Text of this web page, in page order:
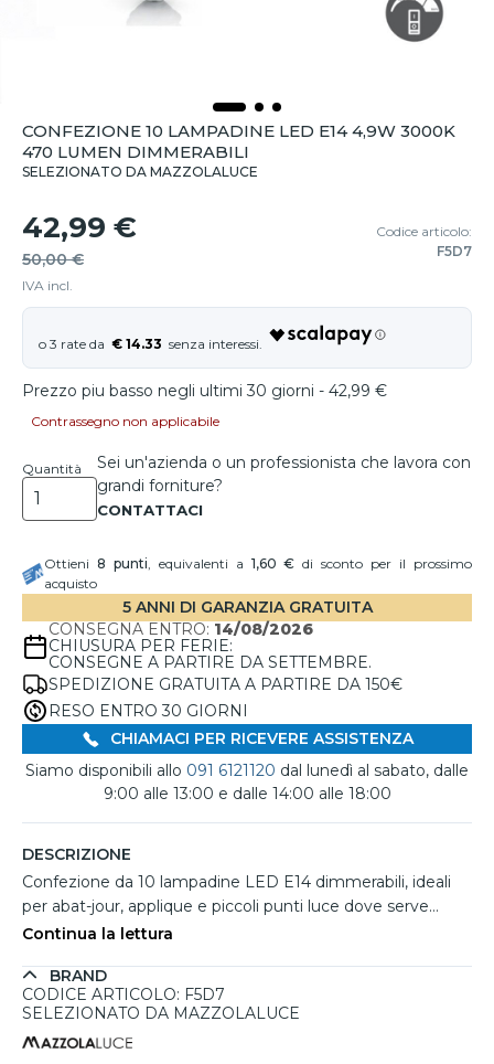
CONFEZIONE 10 LAMPADINE LED E14 4,9W 3000K
470 LUMEN DIMMERABILI
SELEZIONATO DA MAZZOLALUCE
42,99 €
50,00 €
IVA incl.
Codice articolo:
F5D7
€ 14.33
Prezzo piu basso negli ultimi 30 giorni - 42,99 €
Contrassegno non applicabile
Quantità
Sei un'azienda o un professionista che lavora con
grandi forniture?
Ottieni 8 punti, equivalenti a 1,60 € di sconto per il prossimo
acquisto
5 ANNI DI GARANZIA GRATUITA
CONSEGNA ENTRO: 14/08/2026
CHIUSURA PER FERIE:
CONSEGNE A PARTIRE DA SETTEMBRE.
SPEDIZIONE GRATUITA A PARTIRE DA 150€
RESO ENTRO 30 GIORNI
CHIAMACI PER RICEVERE ASSISTENZA
Siamo disponibili allo 091 6121120 dal lunedì al sabato, dalle
9:00 alle 13:00 e dalle 14:00 alle 18:00
DESCRIZIONE
Confezione da 10 lampadine LED E14 dimmerabili, ideali
per abat-jour, applique e piccoli punti luce dove serve
un'illuminazione calda e accogliente. La forma a goccia e
morbido e uniforme, rendendo l'ambiente più
confortevole. La lampadina da 4,9W emette 470 lumen a
standard, soluzione pratica per gestire atmosfera e
Continua la lettura
BRAND
CODICE ARTICOLO: F5D7
SELEZIONATO DA MAZZOLALUCE